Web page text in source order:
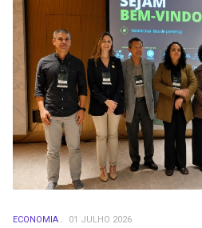
ECONOMIA 01 JULHO 2026